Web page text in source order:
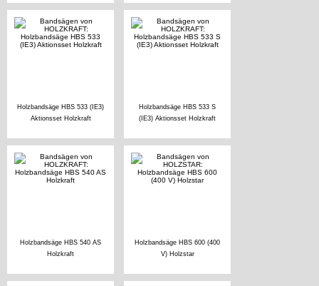
Holzbandsäge HBS 533 (IE3)
Aktionsset Holzkraft
Holzbandsäge HBS 533 S
(IE3) Aktionsset Holzkraft
Holzbandsäge HBS 540 AS
Holzkraft
Holzbandsäge HBS 600 (400
V) Holzstar